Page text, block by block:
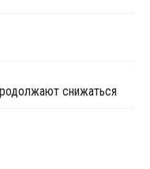
снижаться